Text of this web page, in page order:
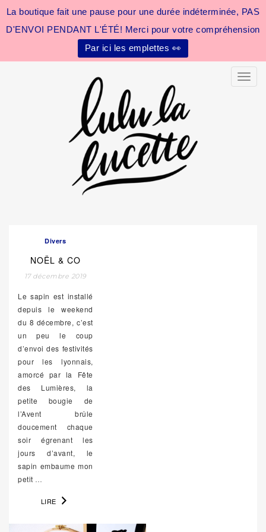
La boutique fait une pause pour une durée indéterminée, PAS
D'ENVOI PENDANT L'ÉTÉ! Merci pour votre compréhension
Par ici les emplettes 👀
Divers
NOËL & CO
17 décembre 2019
Le sapin est installé
depuis le weekend
du 8 décembre, c’est
un peu le coup
d’envoi des festivités
pour les lyonnais,
amorcé par la Fête
des Lumières, la
petite bougie de
l’Avent brûle
doucement chaque
soir égrenant les
jours d’avant, le
sapin embaume mon
petit …
LIRE